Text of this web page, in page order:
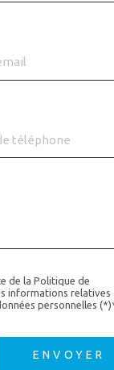
de la Politique de
informations relatives
personnelles
ENVOYER